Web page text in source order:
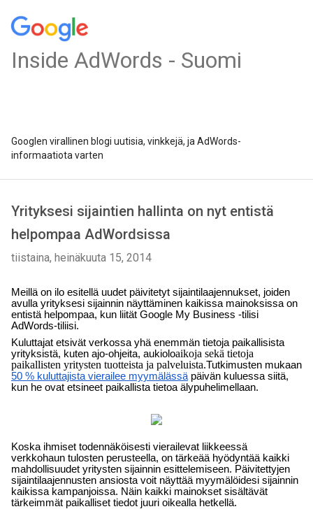
Inside AdWords - Suomi
Googlen virallinen blogi uutisia, vinkkejä, ja AdWords-
informaatiota varten
Yrityksesi sijaintien hallinta on nyt entistä
helpompaa AdWordsissa
tiistaina, heinäkuuta 15, 2014
Meillä on ilo esitellä uudet päivitetyt sijaintilaajennukset, joiden
avulla yrityksesi sijainnin näyttäminen kaikissa mainoksissa on
entistä helpompaa, kun liität Google My Business -tilisi
AdWords-tiliisi.
Kuluttajat etsivät verkossa yhä enemmän tietoja paikallisista
yrityksistä, kuten ajo-ohjeita, aukioloaikoja sekä tietoja
paikallisten yritysten tuotteista ja palveluista.
50 % kuluttajista vierailee myymälässä päivän kuluessa siitä,
kun he ovat etsineet paikallista tietoa älypuhelimellaan.
Koska ihmiset todennäköisesti vierailevat liikkeessä
verkkohaun tulosten perusteella, on tärkeää hyödyntää kaikki
mahdollisuudet yritysten sijainnin esittelemiseen. Päivitettyjen
sijaintilaajennusten ansiosta voit näyttää myymälöidesi sijainnin
kaikissa kampanjoissa. Näin kaikki mainokset sisältävät
tärkeimmät paikalliset tiedot juuri oikealla hetkellä.